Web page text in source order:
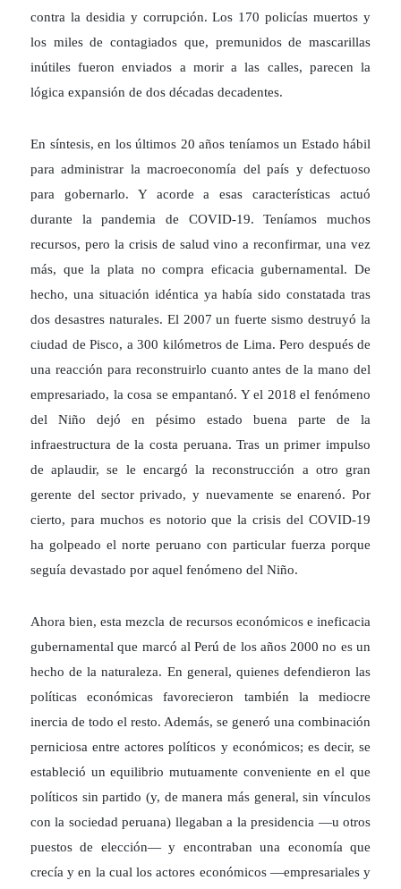
contra la desidia y corrupción. Los 170 policías muertos y
los miles de contagiados que, premunidos de mascarillas
inútiles fueron enviados a morir a las calles, parecen la
lógica expansión de dos décadas decadentes.
En síntesis, en los últimos 20 años teníamos un Estado hábil
para administrar la macroeconomía del país y defectuoso
para gobernarlo. Y acorde a esas características actuó
durante la pandemia de COVID-19. Teníamos muchos
recursos, pero la crisis de salud vino a reconfirmar, una vez
más, que la plata no compra eficacia gubernamental. De
hecho, una situación idéntica ya había sido constatada tras
dos desastres naturales. El 2007 un fuerte sismo destruyó la
ciudad de Pisco, a 300 kilómetros de Lima. Pero después de
una reacción para reconstruirlo cuanto antes de la mano del
empresariado, la cosa se empantanó. Y el 2018 el fenómeno
del Niño dejó en pésimo estado buena parte de la
infraestructura de la costa peruana. Tras un primer impulso
de aplaudir, se le encargó la reconstrucción a otro gran
gerente del sector privado, y nuevamente se enarenó. Por
cierto, para muchos es notorio que la crisis del COVID-19
ha golpeado el norte peruano con particular fuerza porque
seguía devastado por aquel fenómeno del Niño.
Ahora bien, esta mezcla de recursos económicos e ineficacia
gubernamental que marcó al Perú de los años 2000 no es un
hecho de la naturaleza. En general, quienes defendieron las
políticas económicas favorecieron también la mediocre
inercia de todo el resto. Además, se generó una combinación
perniciosa entre actores políticos y económicos; es decir, se
estableció un equilibrio mutuamente conveniente en el que
políticos sin partido (y, de manera más general, sin vínculos
con la sociedad peruana) llegaban a la presidencia —u otros
puestos de elección— y encontraban una economía que
crecía y en la cual los actores económicos —empresariales y